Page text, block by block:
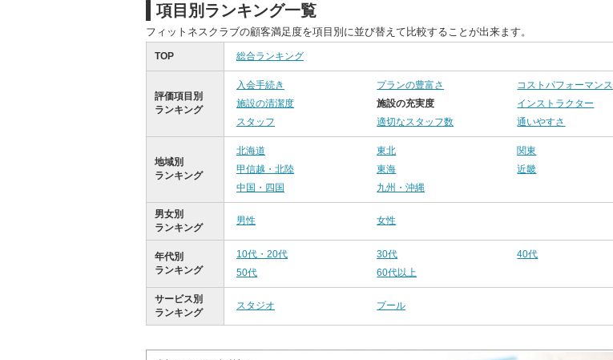
項目別ランキング一覧
フィットネスクラブの顧客満足度を項目別に並び替えて比較することが出来ます。
TOP 総合ランキング
評価項目別
ランキング
入会手続き プランの豊富さ
コストパフォーマンス
施設の清潔度
施設の充実度
インストラクター
スタッフ
適切なスタッフ数 通いやすさ
地域別
ランキング
北海道 東北
関東
甲信越・北陸
東海
近畿
中国・四国
九州・沖縄
男女別
ランキング
男性 女性
年代別
ランキング
10代・20代 30代
40代
50代
60代以上
サービス別
ランキング
スタジオ プール